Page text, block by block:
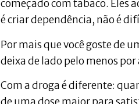
começado com tabaco. Eles
é criar dependência, não é
Por mais que você goste de
deixa de lado pelo menos
Com a droga é diferente: